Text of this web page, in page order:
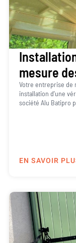
mesure
Votre entreprise de
installation d’une
société Alu Batipro
EN SAVOIR